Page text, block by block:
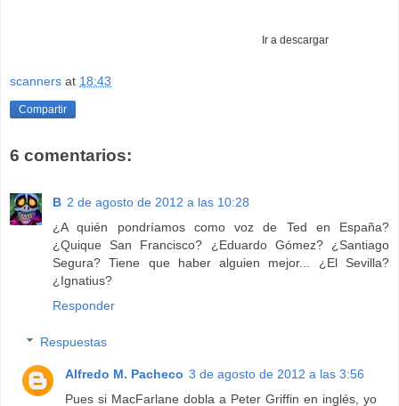
Ir a descargar
scanners at 18:43
Compartir
6 comentarios:
B 2 de agosto de 2012 a las 10:28
¿A quién pondríamos como voz de Ted en España?
¿Quique San Francisco? ¿Eduardo Gómez? ¿Santiago
Segura? Tiene que haber alguien mejor... ¿El Sevilla?
¿Ignatius?
Responder
Respuestas
Alfredo M. Pacheco 3 de agosto de 2012 a las 3:56
Pues si MacFarlane dobla a Peter Griffin en inglés, yo